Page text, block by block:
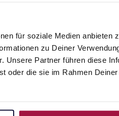
für soziale Medien anbieten
zu Deiner
Unsere Partner führen diese
oder die sie im Rahmen
Vorteile
sofort abholbereit